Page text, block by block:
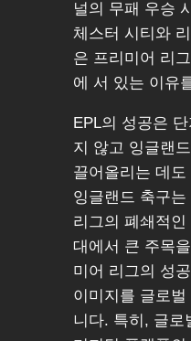
널의 무패 우승
체스터 시티와
은 프리미어 리
에 서 있는 이유
EPL의 성공은
지 않고 잉글랜
끌어올리는 데
잉글랜드 축구
리그의 폐쇄적
대에서 큰 주목
미어 리그의 성
이미지를 글로
니다. 특히, 글로